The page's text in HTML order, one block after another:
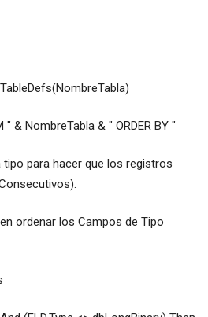
" & NombreTabla & " ORDER BY "
para hacer que los registros
ordenar los Campos de Tipo